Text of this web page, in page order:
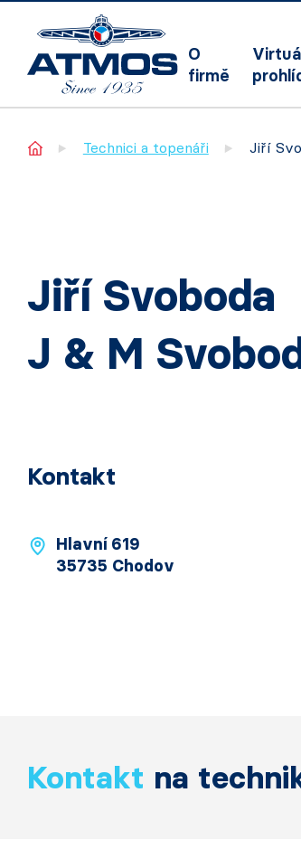
O
firmě
Home Technici a topenáři Jiří
Jiří Svoboda
J & M
Kontakt
Hlavní 619
35735 Chodov
Kontakt na